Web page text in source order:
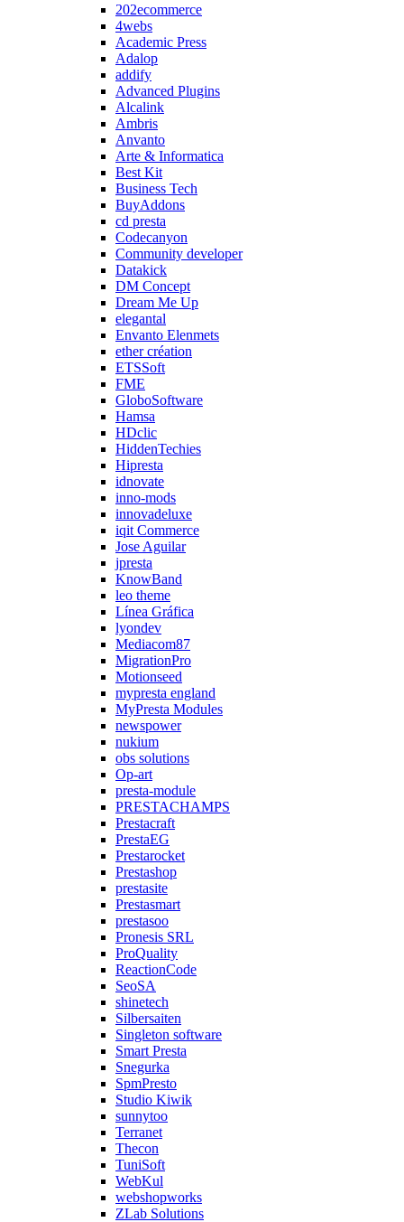
202ecommerce
4webs
Academic Press
Adalop
addify
Advanced Plugins
Alcalink
Ambris
Anvanto
Arte & Informatica
Best Kit
Business Tech
BuyAddons
cd presta
Codecanyon
Community developer
Datakick
DM Concept
Dream Me Up
elegantal
Envanto Elenmets
ether création
ETSSoft
FME
GloboSoftware
Hamsa
HDclic
HiddenTechies
Hipresta
idnovate
inno-mods
innovadeluxe
iqit Commerce
Jose Aguilar
jpresta
KnowBand
leo theme
Línea Gráfica
lyondev
Mediacom87
MigrationPro
Motionseed
mypresta england
MyPresta Modules
newspower
nukium
obs solutions
Op-art
presta-module
PRESTACHAMPS
Prestacraft
PrestaEG
Prestarocket
Prestashop
prestasite
Prestasmart
prestasoo
Pronesis SRL
ProQuality
ReactionCode
SeoSA
shinetech
Silbersaiten
Singleton software
Smart Presta
Snegurka
SpmPresto
Studio Kiwik
sunnytoo
Terranet
Thecon
TuniSoft
WebKul
webshopworks
ZLab Solutions